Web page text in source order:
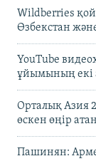
Wildberries
Өзбекстан
YouTube
ұйымының екі
Орталық Азия
өскен өңір
Пашинян: